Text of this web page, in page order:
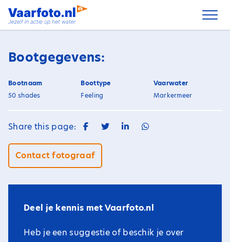
Spring
naar
Bootgegevens:
Bootnaam
50 shades
Boottype
Feeling
Vaarwater
Markermeer
Share this page:
Contact fotograaf
Deel je kennis met Vaarfoto.nl
Heb je een suggestie of beschik je over